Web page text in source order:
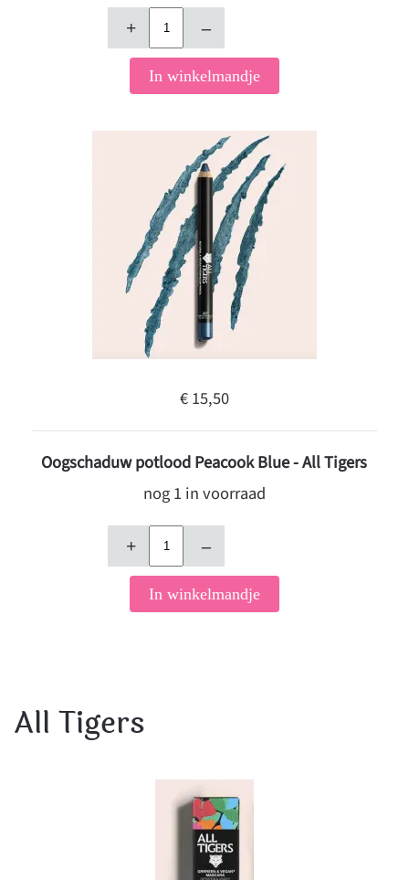
+ –
In winkelmandje
€ 15,50
Oogschaduw potlood Peacook Blue - All Tigers
nog 1 in voorraad
+ –
In winkelmandje
All Tigers